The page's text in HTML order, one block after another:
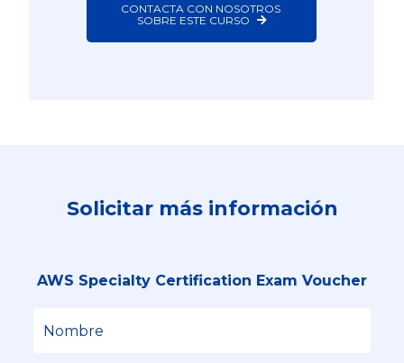
CONTACTA CON NOSOTROS
SOBRE ESTE CURSO
Solicitar más información
AWS Specialty Certification Exam Voucher